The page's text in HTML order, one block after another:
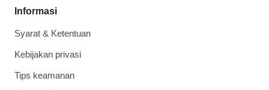
Informasi
Syarat & Ketentuan
Kebijakan privasi
Tips keamanan